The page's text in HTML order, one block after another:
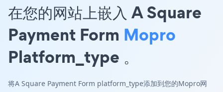
在您的网站上嵌入 A Square
Payment Form Mopro
Platform_type 。
将A Square Payment Form platform_type添加到您的Mopro网